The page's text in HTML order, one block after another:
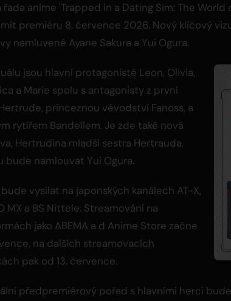
řada anime 'Trapped in a Dating Sim: The
premiéru 8. července 2026. Nový klíčový
namluvené Ayane Sakura a Yui Ogura.
jsou hlavní protagonisté Leon, Olivia,
a Marie spolu s antagonisty z první
princeznou vévodství Fanoss, a
rytířem Bandellem. Je zde také nová
Hertrudina mladší sestra Hertrauda,
bude namlouvat Yui Ogura.
vysílat na japonských kanálech AT-X,
MX a BS Nittele. Streamování na
jako ABEMA a d Anime Store začne
na dalších streamovacích
pak od 13. července.
předpremiérový pořad s hlavními herci